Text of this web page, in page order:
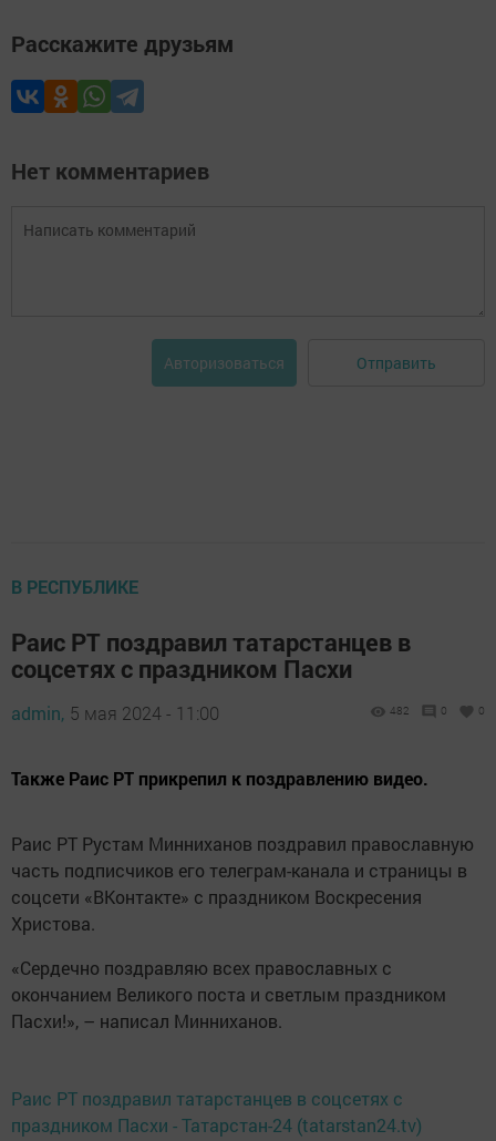
Расскажите друзьям
Нет комментариев
Авторизоваться Отправить
В РЕСПУБЛИКЕ
Раис РТ поздравил татарстанцев в
соцсетях с праздником Пасхи
admin, 5 мая 2024 - 11:00 482 0 0
Также Раис РТ прикрепил к поздравлению видео.
Раис РТ Рустам Минниханов поздравил православную
часть подписчиков его телеграм-канала и страницы в
соцсети «ВКонтакте» с праздником Воскресения
Христова.
«Сердечно поздравляю всех православных с
окончанием Великого поста и светлым праздником
Пасхи!», – написал Минниханов.
Раис РТ поздравил татарстанцев в соцсетях с
праздником Пасхи - Татарстан-24 (tatarstan24.tv)